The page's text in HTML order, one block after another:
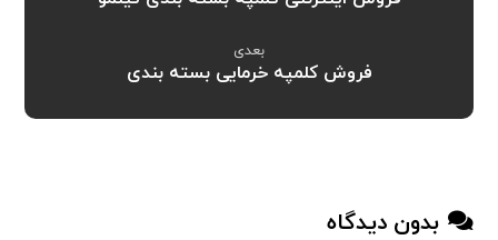
بعدی
فروش کلمپه خرمایی بسته بندی
بدون دیدگاه